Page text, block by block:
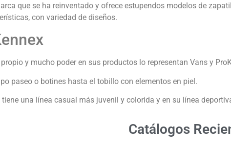
que se ha reinventado y ofrece estupendos modelos de
con variedad de diseños.
y mucho poder en sus productos lo representan Vans y
paseo o botines hasta el tobillo con elementos en piel.
tiene una línea casual más juvenil y colorida y en su línea
Catálogos